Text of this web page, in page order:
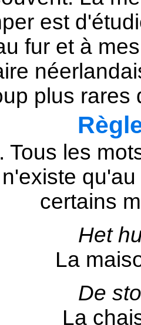
est
fur et à
plus
Tous les
qu'au
certains
Het
La
De
La